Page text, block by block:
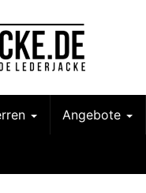
Angebote